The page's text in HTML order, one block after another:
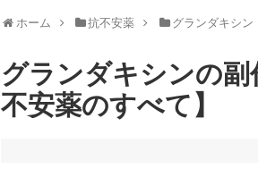
ホーム 抗不安薬 グランダキシン
グランダキシンの
不安薬のすべて】